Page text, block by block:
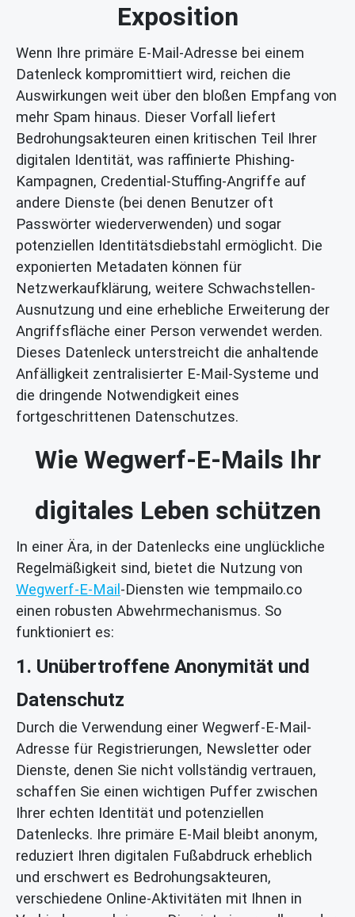
Exposition
Wenn Ihre primäre E-Mail-Adresse bei einem
Datenleck kompromittiert wird, reichen die
Auswirkungen weit über den bloßen Empfang von
mehr Spam hinaus. Dieser Vorfall liefert
Bedrohungsakteuren einen kritischen Teil Ihrer
digitalen Identität, was raffinierte Phishing-
Kampagnen, Credential-Stuffing-Angriffe auf
andere Dienste (bei denen Benutzer oft
Passwörter wiederverwenden) und sogar
potenziellen Identitätsdiebstahl ermöglicht. Die
exponierten Metadaten können für
Netzwerkaufklärung, weitere Schwachstellen-
Ausnutzung und eine erhebliche Erweiterung der
Angriffsfläche einer Person verwendet werden.
Dieses Datenleck unterstreicht die anhaltende
Anfälligkeit zentralisierter E-Mail-Systeme und
die dringende Notwendigkeit eines
fortgeschrittenen Datenschutzes.
Wie Wegwerf-E-Mails Ihr
digitales Leben schützen
In einer Ära, in der Datenlecks eine unglückliche
Regelmäßigkeit sind, bietet die Nutzung von
Wegwerf-E-Mail -Diensten wie tempmailo.co
einen robusten Abwehrmechanismus. So
funktioniert es:
1. Unübertroffene Anonymität und
Datenschutz
Durch die Verwendung einer Wegwerf-E-Mail-
Adresse für Registrierungen, Newsletter oder
Dienste, denen Sie nicht vollständig vertrauen,
schaffen Sie einen wichtigen Puffer zwischen
Ihrer echten Identität und potenziellen
Datenlecks. Ihre primäre E-Mail bleibt anonym,
reduziert Ihren digitalen Fußabdruck erheblich
und erschwert es Bedrohungsakteuren,
verschiedene Online-Aktivitäten mit Ihnen in